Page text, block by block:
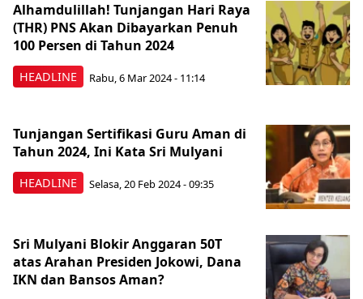
HEADLINE
Alhamdulillah! Tunjangan Hari Raya
(THR) PNS Akan Dibayarkan Penuh
100 Persen di Tahun 2024
Rabu, 6 Mar 2024 - 11:14
HEADLINE
Tunjangan Sertifikasi Guru Aman di
Tahun 2024, Ini Kata Sri Mulyani
Selasa, 20 Feb 2024 - 09:35
Sri Mulyani Blokir Anggaran 50T
atas Arahan Presiden Jokowi, Dana
IKN dan Bansos Aman?